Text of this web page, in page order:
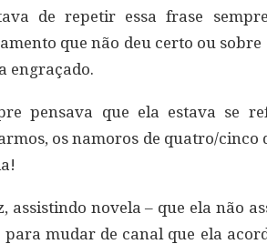
de repetir essa frase
que não deu certo ou
engraçado.
pensava que ela estava se
os namoros de quatro/cinco
assistindo novela – que ela não
para mudar de canal que ela